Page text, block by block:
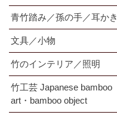
青竹踏み／孫の手／耳かき
文具／小物
竹のインテリア／照明
竹工芸 Japanese bamboo
art・bamboo object